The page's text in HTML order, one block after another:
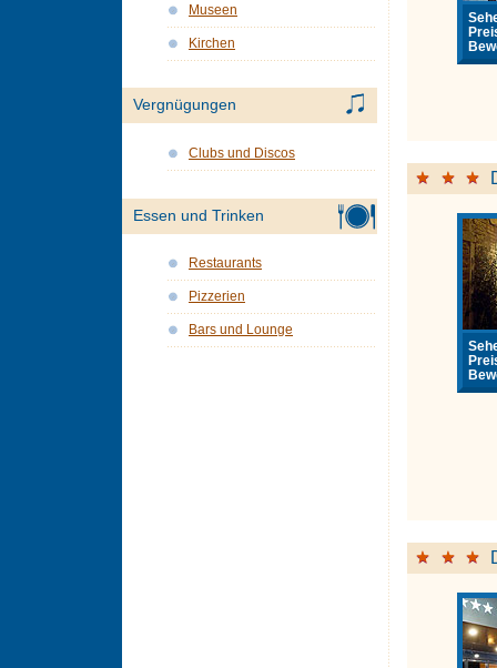
Museen
Kirchen
Vergnügungen
Clubs und Discos
Essen und Trinken
Restaurants
Pizzerien
Bars und Lounge